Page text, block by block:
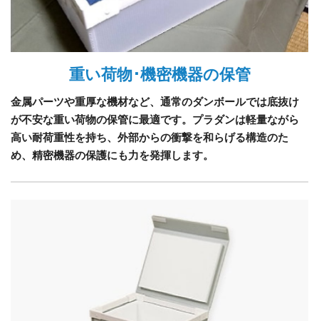
重い荷物･機密機器の保管
金属パーツや重厚な機材など、通常のダンボールでは底抜け
が不安な重い荷物の保管に最適です。プラダンは軽量ながら
高い耐荷重性を持ち、外部からの衝撃を和らげる構造のた
め、精密機器の保護にも力を発揮します。